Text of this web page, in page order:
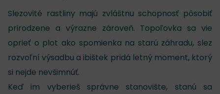
Slezovité rastliny majú zvláštnu schopnosť pôsobiť
prirodzene a výrazne zároveň. Topoľovka sa vie
oprieť o plot ako spomienka na starú záhradu, slez
rozvoľní výsadbu a ibištek pridá letný moment, ktorý
si nejde nevšimnúť.
Keď im vyberieš správne stanovište, stanú sa